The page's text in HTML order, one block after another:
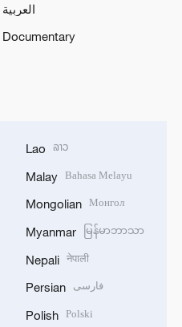
العربية
Documentary
Lao ລາວ
Malay Bahasa Melayu
Mongolian Монгол
Myanmar မြန်မာဘာသာ
Nepali नेपाली
Persian فارسی
Polish Polski